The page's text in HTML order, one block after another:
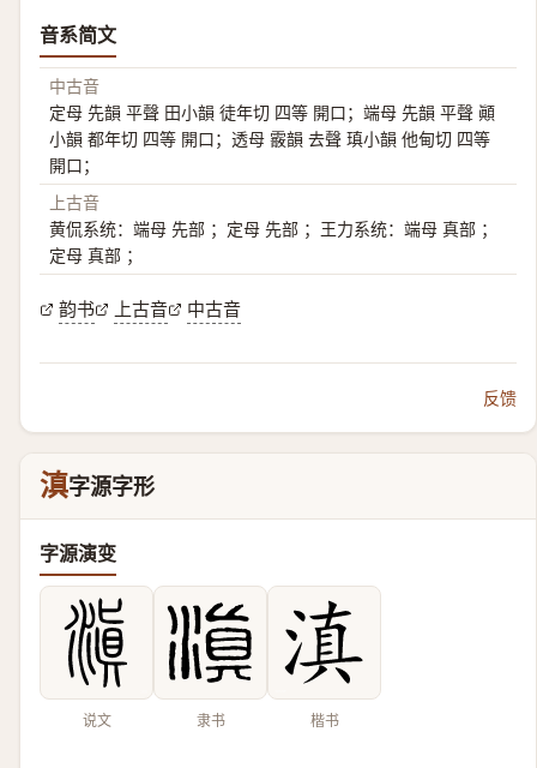
音系简文
中古音
定母 先韻 平聲 田小韻 徒年切 四等 開口；端母 先韻 平聲 顚
小韻 都年切 四等 開口；透母 霰韻 去聲 瑱小韻 他甸切 四等
開口；
上古音
黄侃系统：端母 先部 ；定母 先部 ；王力系统：端母 真部 ；
定母 真部 ；
韵书 上古音 中古音
反馈
滇字源字形
字源演变
说文 隶书 楷书